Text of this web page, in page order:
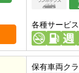
各種サービス
保有車両ク